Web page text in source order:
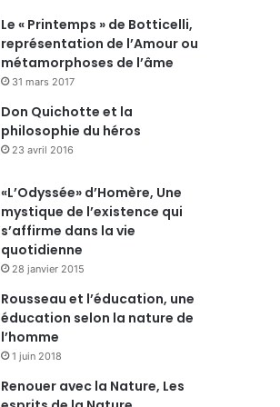
Le « Printemps » de Botticelli,
représentation de l’Amour ou
métamorphoses de l’âme
31 mars 2017
Don Quichotte et la
philosophie du héros
23 avril 2016
«L’Odyssée» d’Homère, Une
mystique de l’existence qui
s’affirme dans la vie
quotidienne
28 janvier 2015
Rousseau et l’éducation, une
éducation selon la nature de
l’homme
1 juin 2018
Renouer avec la Nature, Les